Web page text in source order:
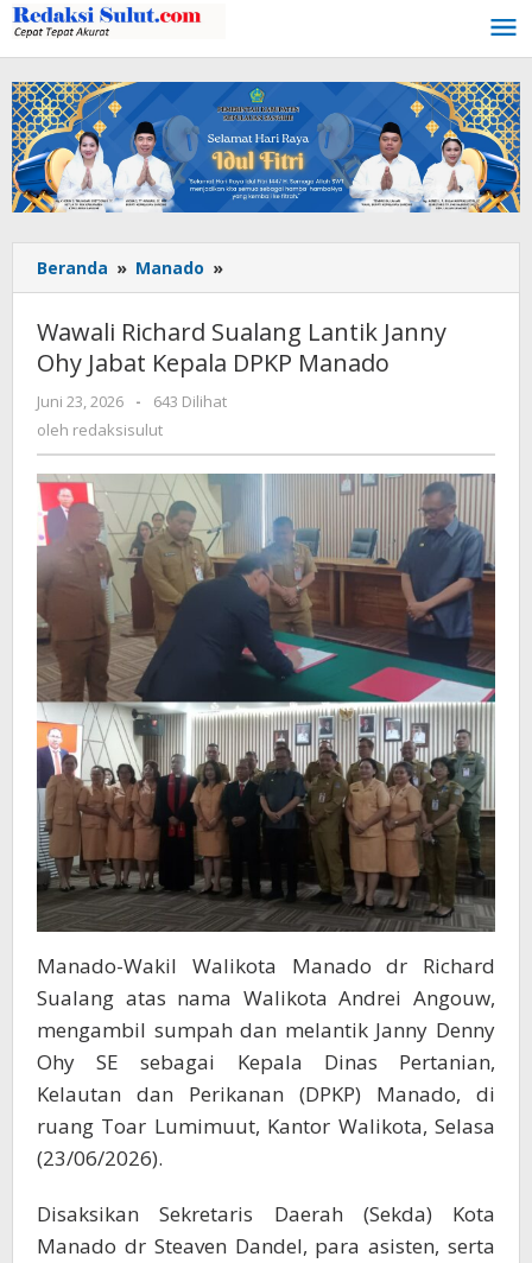
Lewati
ke
konten
Beranda » Manado »
Richard
Sualang
Lantik
Janny
Wawali Richard Sualang Lantik Janny
Ohy Jabat Kepala DPKP Manado
Juni 23, 2026
oleh
redaksisulut
-
643 Dilihat
oleh redaksisulut
Manado-Wakil Walikota Manado dr Richard
Sualang atas nama Walikota Andrei Angouw,
mengambil sumpah dan melantik Janny Denny
Ohy SE sebagai Kepala Dinas Pertanian,
Kelautan dan Perikanan (DPKP) Manado, di
ruang Toar Lumimuut, Kantor Walikota, Selasa
(23/06/2026).
Disaksikan Sekretaris Daerah (Sekda) Kota
Manado dr Steaven Dandel, para asisten, serta